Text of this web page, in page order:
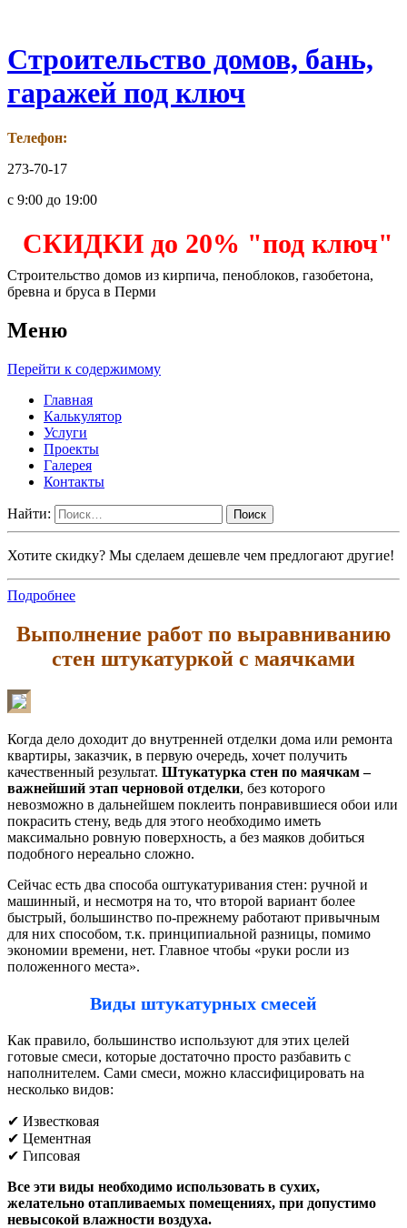
Строительство домов, бань,
гаражей под ключ
Телефон:
273-70-17
с 9:00 до 19:00
СКИДКИ до 20% "под ключ"
Строительство домов из кирпича, пеноблоков, газобетона,
бревна и бруса в Перми
Меню
Перейти к содержимому
Главная
Калькулятор
Услуги
Проекты
Галерея
Контакты
Найти:
Хотите скидку? Мы сделаем дешевле чем предлогают другие!
Подробнее
Выполнение работ по выравниванию
стен штукатуркой с маячками
Когда дело доходит до внутренней отделки дома или ремонта
квартиры, заказчик, в первую очередь, хочет получить
качественный результат. Штукатурка стен по маячкам –
важнейший этап черновой отделки, без которого
невозможно в дальнейшем поклеить понравившиеся обои или
покрасить стену, ведь для этого необходимо иметь
максимально ровную поверхность, а без маяков добиться
подобного нереально сложно.
Сейчас есть два способа оштукатуривания стен: ручной и
машинный, и несмотря на то, что второй вариант более
быстрый, большинство по-прежнему работают привычным
для них способом, т.к. принципиальной разницы, помимо
экономии времени, нет. Главное чтобы «руки росли из
положенного места».
Виды штукатурных смесей
Как правило, большинство используют для этих целей
готовые смеси, которые достаточно просто разбавить с
наполнителем. Сами смеси, можно классифицировать на
несколько видов:
✔ Известковая
✔ Цементная
✔ Гипсовая
Все эти виды необходимо использовать в сухих,
желательно отапливаемых помещениях, при допустимо
невысокой влажности воздуха.